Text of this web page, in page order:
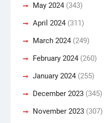
May 2024(343)
April 2024(311)
March 2024(249)
February 2024(260)
January 2024(255)
December 2023(345)
November 2023(307)